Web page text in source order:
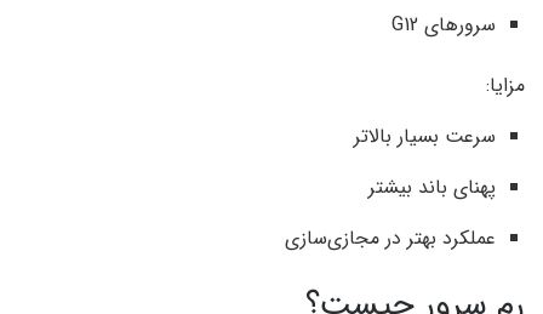
سرورهای G12
مزایا:
سرعت بسیار بالاتر
پهنای باند بیشتر
عملکرد بهتر در مجازی‌سازی